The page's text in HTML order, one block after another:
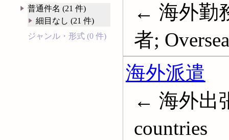
普通件名 (21 件)
細目なし (21 件)
ジャンル・形式 (0 件)
← 海外勤
者;
海外派遣
← 海外出
countries